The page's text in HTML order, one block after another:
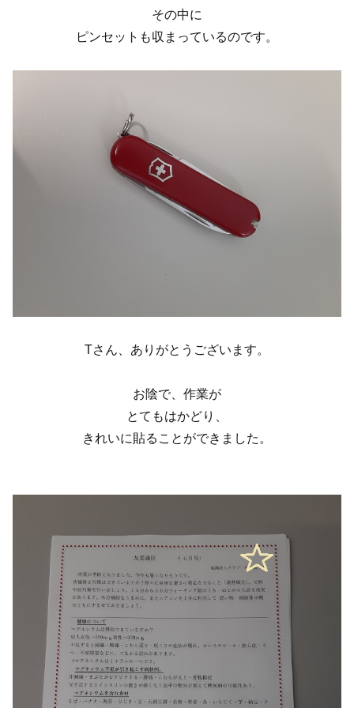
その中に
ピンセットも収まっているのです。
Tさん、ありがとうございます。
お陰で、作業が
とてもはかどり、
きれいに貼ることができました。